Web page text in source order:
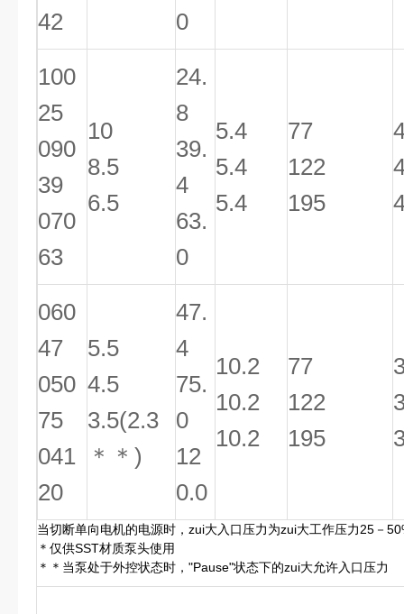
42
0
100
25
090
39
070
63
10
8.5
6.5
24.
8
39.
4
63.
0
5.4
5.4
5.4
77
122
195
060
47
050
75
041
20
5.5
4.5
3.5(2.3
＊＊)
47.
4
75.
0
12
0.0
10.2
10.2
10.2
77
122
195
当切断单向电机的电源时，zui大入口压力为zui大工作压力25－
＊仅供SST材质泵头使用
＊＊当泵处于外控状态时，"Pause"状态下的zui大允许入口压力